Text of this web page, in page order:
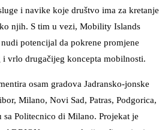
i navike koje društvo ima za kretanje
njih. S tim u vezi, Mobility Islands
potencijal da pokrene promjene
vrlo drugačijeg koncepta mobilnosti.
osam gradova Jadransko-jonske
Milano, Novi Sad, Patras, Podgorica,
sa Politecnico di Milano. Projekat je